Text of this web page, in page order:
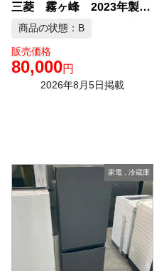
三菱 霧ヶ峰 2023年製 14畳 ルームエアコン 中古品販売
商品の状態：B
販売価格
80,000円
2026年8月5日掲載
家電, 冷蔵庫